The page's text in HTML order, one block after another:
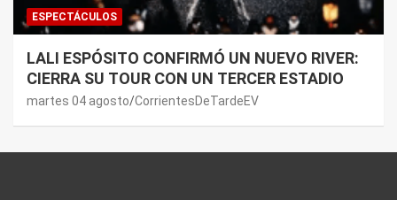
ESPECTÁCULOS
LALI ESPÓSITO CONFIRMÓ UN NUEVO RIVER:
CIERRA SU TOUR CON UN TERCER ESTADIO
martes 04 agosto CorrientesDeTardeEV